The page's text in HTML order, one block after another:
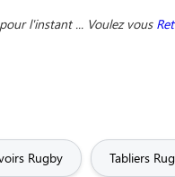
l'instant ... Voulez vous
Rugby Tabliers